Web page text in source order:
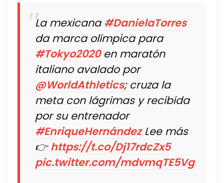
La mexicana #DanielaTorres
da marca olímpica para
#Tokyo2020en maratón
italiano avalado por
@WorldAthletics; cruza la
meta con lágrimas y recibida
por su entrenador
#EnriqueHernándezLee más
👉https://t.co/Dj17rdcZx5
pic.twitter.com/mdvmqTE5Vg